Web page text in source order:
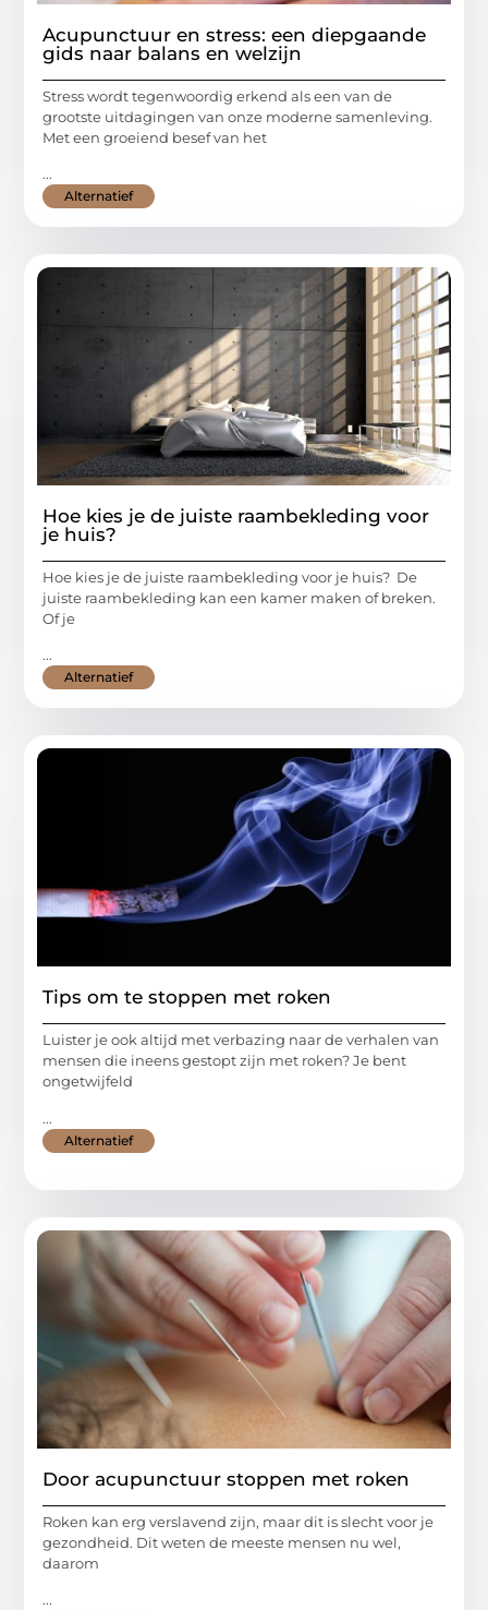
Acupunctuur en stress: een diepgaande
gids naar balans en welzijn
Stress wordt tegenwoordig erkend als een van de
grootste uitdagingen van onze moderne samenleving.
Met een groeiend besef van het
...
Alternatief
Hoe kies je de juiste raambekleding voor
je huis?
Hoe kies je de juiste raambekleding voor je huis? De
juiste raambekleding kan een kamer maken of breken.
Of je
...
Alternatief
Tips om te stoppen met roken
Luister je ook altijd met verbazing naar de verhalen van
mensen die ineens gestopt zijn met roken? Je bent
ongetwijfeld
...
Alternatief
Door acupunctuur stoppen met roken
Roken kan erg verslavend zijn, maar dit is slecht voor je
gezondheid. Dit weten de meeste mensen nu wel,
daarom
...